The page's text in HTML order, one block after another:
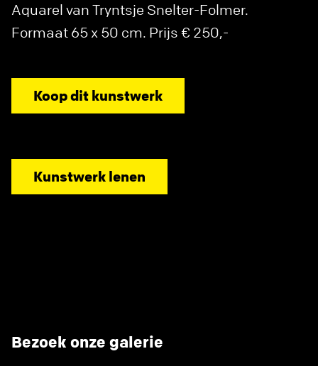
Aquarel van Tryntsje Snelter-Folmer.
Formaat 65 x 50 cm. Prijs € 250,-
Koop dit kunstwerk
Kunstwerk lenen
Bezoek onze galerie